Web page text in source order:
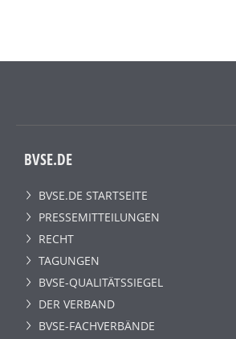
BVSE.DE
BVSE.DE STARTSEITE
PRESSEMITTEILUNGEN
RECHT
TAGUNGEN
BVSE-QUALITÄTSSIEGEL
DER VERBAND
BVSE-FACHVERBÄNDE